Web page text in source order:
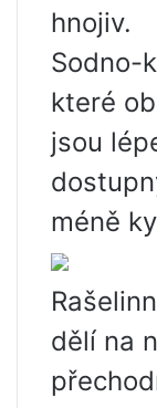
hnojiv.
Sodno-
které
jsou
méně
dělí na